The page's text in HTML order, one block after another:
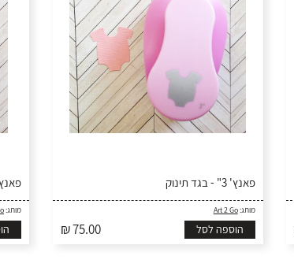
פאנץ' 3" - בגד תינוק
מותג:Art 2 Go
₪ 75.00 הוספה לסל
פאנץ' 3" - אביזרי
מותג: